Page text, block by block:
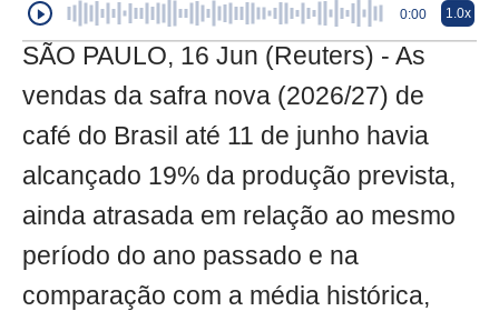
0:00 1.0x
SÃO PAULO, 16 Jun (Reuters) - As
vendas da safra nova (2026/27) de
café do Brasil até 11 de junho havia
alcançado 19% da produção prevista,
ainda atrasada em relação ao mesmo
período do ano passado e na
comparação com a média histórica,